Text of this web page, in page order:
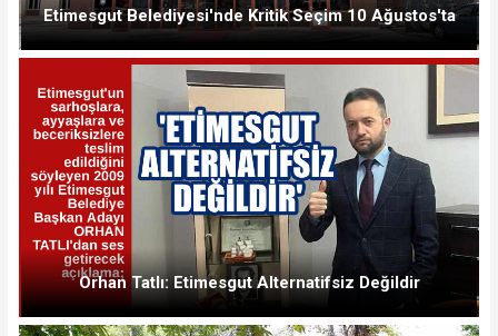
Etimesgut Belediyesi'nde Kritik Seçim 10 Ağustos'ta
Orhan Tatlı: Etimesgut Alternatifsiz Değildir